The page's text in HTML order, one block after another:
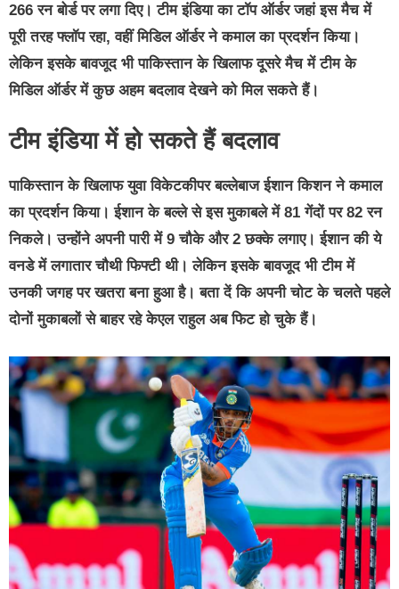
266 रन बोर्ड पर लगा दिए। टीम इंडिया का टॉप ऑर्डर जहां इस मैच में
पूरी तरह फ्लॉप रहा, वहीं मिडिल ऑर्डर ने कमाल का प्रदर्शन किया।
लेकिन इसके बावजूद भी पाकिस्तान के खिलाफ दूसरे मैच में टीम के
मिडिल ऑर्डर में कुछ अहम बदलाव देखने को मिल सकते हैं।
टीम इंडिया में हो सकते हैं बदलाव
पाकिस्तान के खिलाफ युवा विकेटकीपर बल्लेबाज ईशान किशन ने कमाल
का प्रदर्शन किया। ईशान के बल्ले से इस मुकाबले में 81 गेंदों पर 82 रन
निकले। उन्होंने अपनी पारी में 9 चौके और 2 छक्के लगाए। ईशान की ये
वनडे में लगातार चौथी फिफ्टी थी। लेकिन इसके बावजूद भी टीम में
उनकी जगह पर खतरा बना हुआ है। बता दें कि अपनी चोट के चलते पहले
दोनों मुकाबलों से बाहर रहे केएल राहुल अब फिट हो चुके हैं।